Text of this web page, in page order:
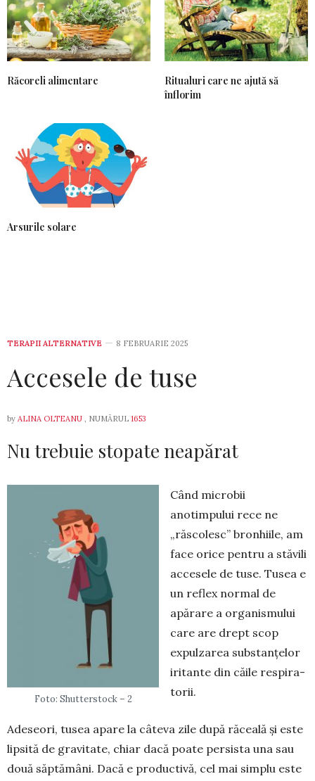
Răcoreli alimentare
Ritualuri care ne ajută să
înflorim
Arsurile solare
TERAPII ALTERNATIVE 8 FEBRUARIE 2025
Accesele de tuse
by ALINA OLTEANU , NUMĂRUL 1653
Nu trebuie stopate neapărat
Foto: Shutterstock – 2
Când microbii
anotimpului rece ne
„răscolesc” bronhiile, am
face ori­ce pentru a stăvili
accesele de tuse. Tusea e
un reflex normal de
apărare a organis­mului
care are drept scop
expulzarea substan­țelor
iritante din căile respira­
torii.
Adeseori, tusea apare la câ­te­va zile după ră­ceală și este
lip­sită de gra­vi­tate, chiar dacă poa­te persista una sau
două săptă­mâni. Dacă e pro­duc­tivă, cel mai simplu este